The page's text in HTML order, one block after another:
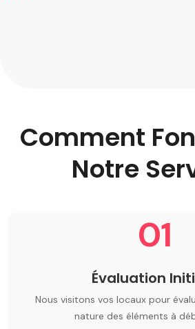
Comment
Notre
01
Évaluation
Nous visitons vos locaux pour
nature des éléments à